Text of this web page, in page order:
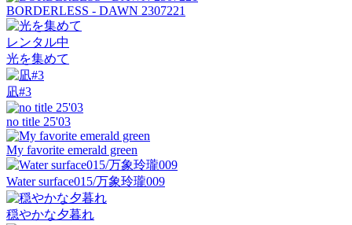
BORDERLESS - DAWN 2307221
レンタル中
光を集めて
凪#3
no title 25'03
My favorite emerald green
Water surface015/万象玲瓏009
穏やかな夕暮れ